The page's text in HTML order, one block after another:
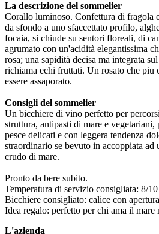
La descrizione del sommelier
Corallo luminoso. Confettura di fragola
da sfondo a uno sfaccettato profilo,
focaia, si chiude su sentori floreali, di
agrumato con un'acidità elegantissima
rosa; una sapidità decisa ma integrata
richiama echi fruttati. Un rosato che piu
essere assaporato.
Consigli del sommelier
Un bicchiere di vino perfetto per
struttura, antipasti di mare e
pesce delicati e con leggera tendenza
straordinario se bevuto in accoppiata
crudo di mare.
Pronto da bere subito.
Temperatura di servizio consigliata: 8/
Bicchiere consigliato: calice con
Idea regalo: perfetto per chi ama il mare
L'azienda